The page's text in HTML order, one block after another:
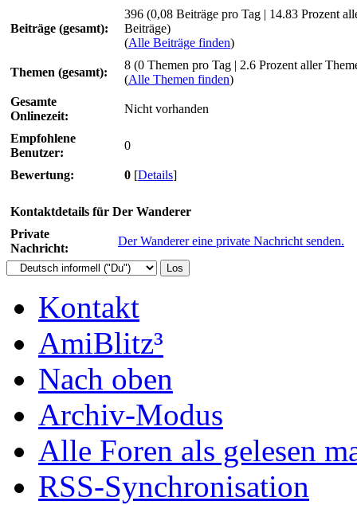
Beiträge (gesamt):
396 (0,08 Beiträge pro Tag | 14.83 Prozent
Beiträge)
(Alle Beiträge finden)
Themen (gesamt):
8 (0 Themen pro Tag | 2.6 Prozent aller
(Alle Themen finden)
Gesamte
Onlinezeit:
Nicht vorhanden
Empfohlene
Benutzer:
0
Bewertung: 0 [Details]
Kontaktdetails für Der Wanderer
Private
Nachricht:
Der Wanderer eine private Nachricht senden.
Kontakt
AmiBlitz³
Nach oben
Archiv-Modus
Alle Foren als gelesen
RSS-Synchronisation